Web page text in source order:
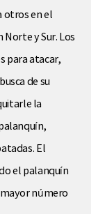
otros en el
Norte y Sur. Los
para atacar,
de su
la
El
el palanquín
número